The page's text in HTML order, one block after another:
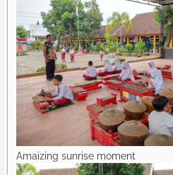
Amaizing sunrise moment